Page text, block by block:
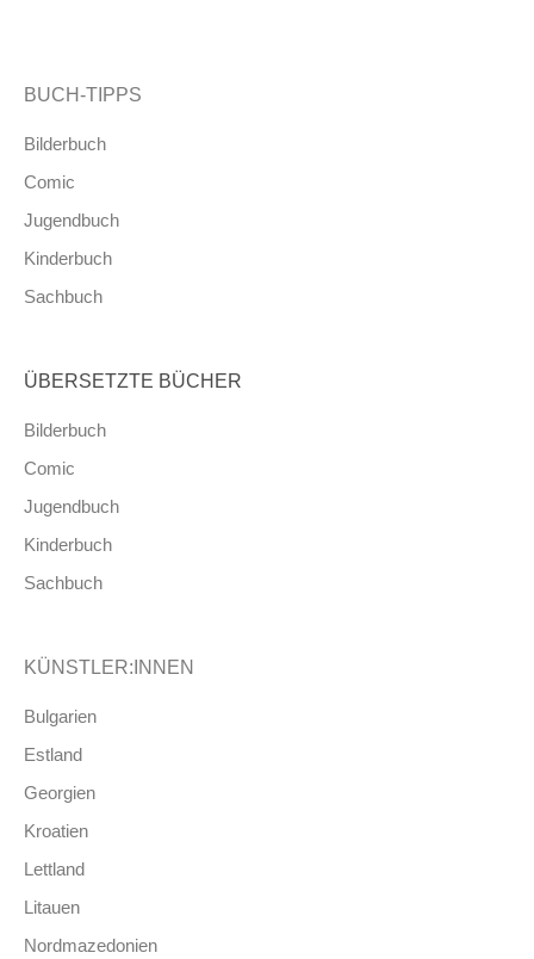
BUCH-TIPPS
Bilderbuch
Comic
Jugendbuch
Kinderbuch
Sachbuch
ÜBERSETZTE BÜCHER
Bilderbuch
Comic
Jugendbuch
Kinderbuch
Sachbuch
KÜNSTLER:INNEN
Bulgarien
Estland
Georgien
Kroatien
Lettland
Litauen
Nordmazedonien